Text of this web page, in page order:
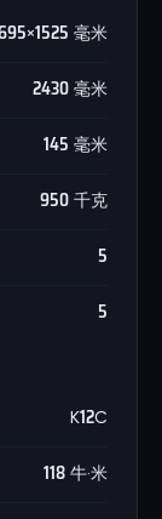
毫米
2430 毫米
145 毫米
950 千克
5
5
K12C
118 牛·米